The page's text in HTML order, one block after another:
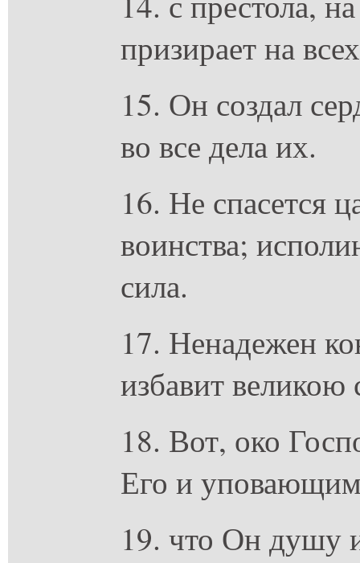
призирает на
15. Он создал
во все дела их.
16. Не спасется
воинства;
сила.
17. Ненадежен
избавит
18. Вот, око
Его и
19. что Он душу